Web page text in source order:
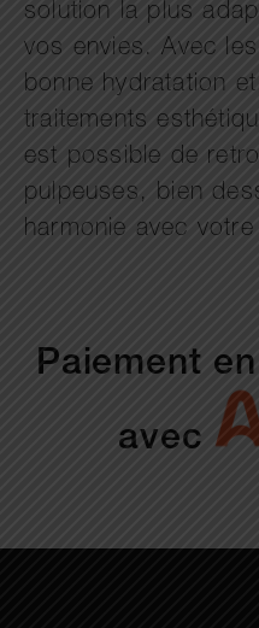
solution la plus
vos envies. Avec
bonne hydratation
traitements
est possible de
pulpeuses, bien
harmonie avec votre
Paiement
avec